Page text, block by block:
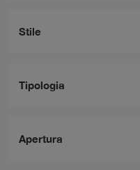
Stile
Tipologia
Apertura